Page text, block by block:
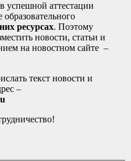
успешной аттестации
ресурсах. Поэтому
новости, статьи и
на новостном сайте –
текст новости и
–